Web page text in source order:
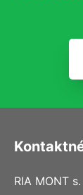
RIA MONT